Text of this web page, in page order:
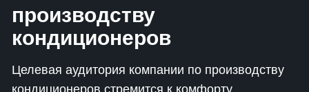
производству
кондиционеров
Целевая аудитория компании по производству
кондиционеров стремится к комфорту